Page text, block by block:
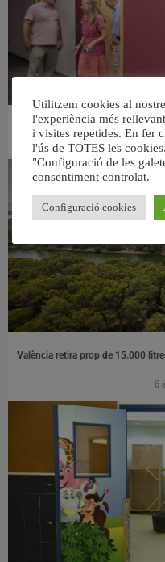
València ultima el nou centre per
València retira prop de 15.000
6
Utilitzem cookies al
l'experiència més
i visites repetides. En fer
l'ús de TOTES les
"Configuració de les
consentiment controlat.
Configuració cookies